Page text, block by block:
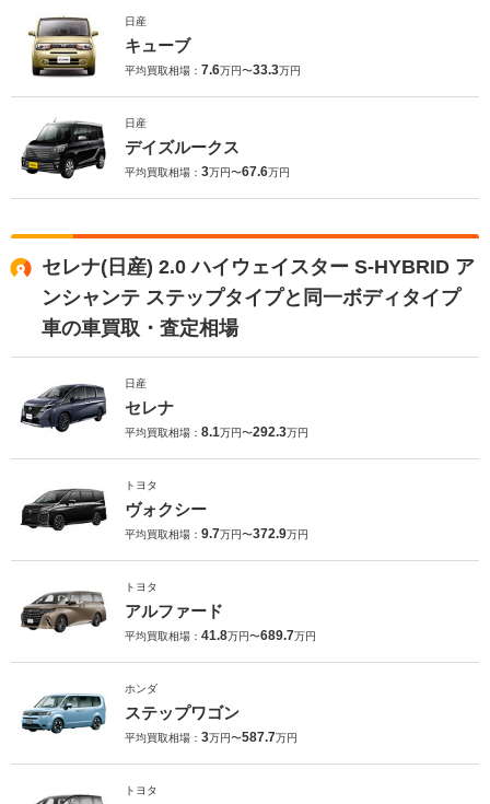
日産
キューブ
平均買取相場： 7.6万円〜33.3万円
日産
デイズルークス
平均買取相場： 3万円〜67.6万円
セレナ(日産) 2.0 ハイウェイスター S-HYBRID ア
ンシャンテ ステップタイプと同一ボディタイプ
車の車買取・査定相場
日産
セレナ
平均買取相場： 8.1万円〜292.3万円
トヨタ
ヴォクシー
平均買取相場： 9.7万円〜372.9万円
トヨタ
アルファード
平均買取相場： 41.8万円〜689.7万円
ホンダ
ステップワゴン
平均買取相場： 3万円〜587.7万円
トヨタ